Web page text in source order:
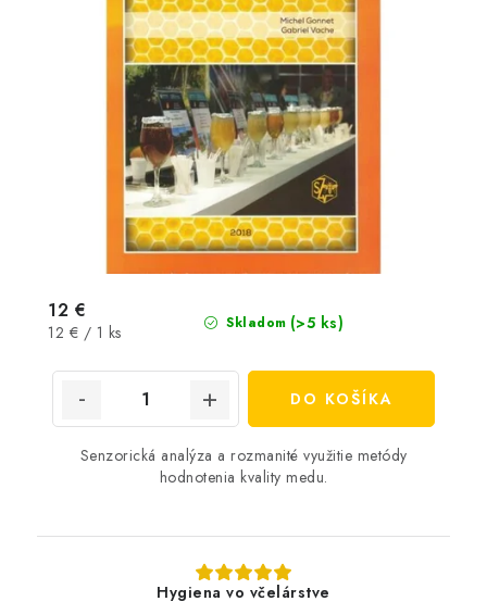
Skladom (>5 ks)
12 €
Jednotková
12 € / 1 ks
DO KOŠÍKA
Senzorická analýza a rozmanité využitie metódy
hodnotenia kvality medu.
Hygiena vo včelárstve